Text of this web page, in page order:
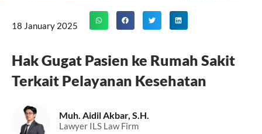
18 January 2025
Hak Gugat Pasien ke Rumah Sakit
Terkait Pelayanan Kesehatan
Muh. Aidil Akbar, S.H.
Lawyer ILS Law Firm